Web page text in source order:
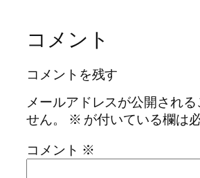
コメント
コメントを残す
メールアドレスが公開される
せん。
※ が付いている欄は
コメント ※